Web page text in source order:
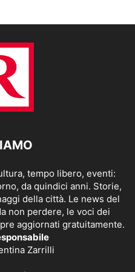
tempo libero, eventi:
da quindici anni. Storie,
della città. Le news del
non perdere, le voci dei
aggiornati gratuitamente.
Zarrilli